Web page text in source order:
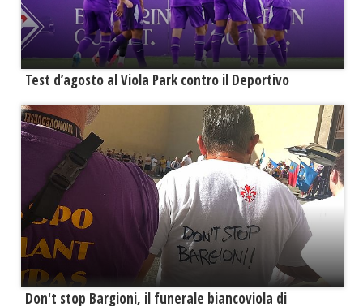
Test d’agosto al Viola Park contro il Deportivo
Don't stop Bargioni, il funerale biancoviola di